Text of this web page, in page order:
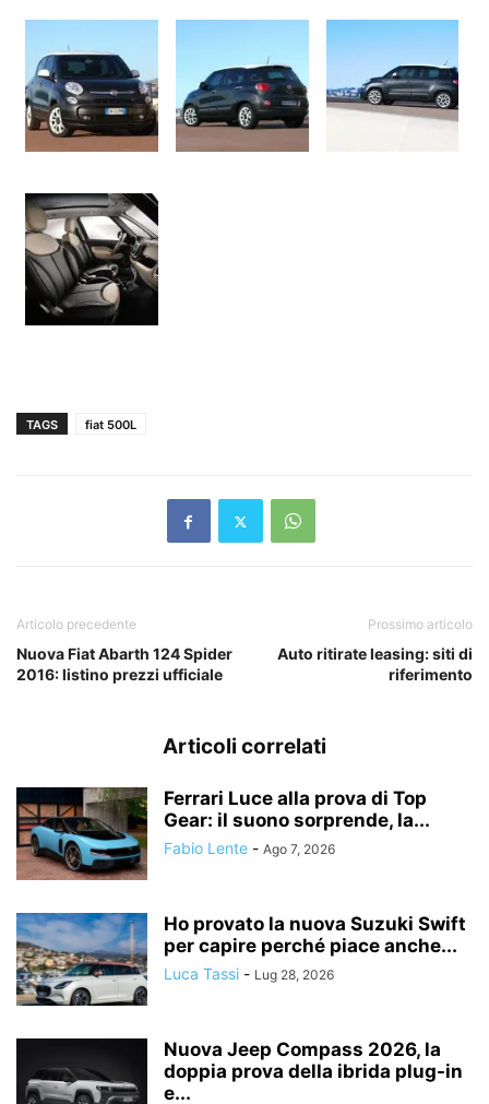
TAGS fiat 500L
Articolo precedente
Nuova Fiat Abarth 124 Spider
2016: listino prezzi ufficiale
Prossimo articolo
Auto ritirate leasing: siti di
riferimento
Articoli correlati
Ferrari Luce alla prova di Top
Gear: il suono sorprende, la...
Fabio Lente - Ago 7, 2026
Ho provato la nuova Suzuki Swift
per capire perché piace anche...
Luca Tassi - Lug 28, 2026
Nuova Jeep Compass 2026, la
doppia prova della ibrida plug-in
e...